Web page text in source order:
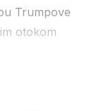
Trumpove
otokom